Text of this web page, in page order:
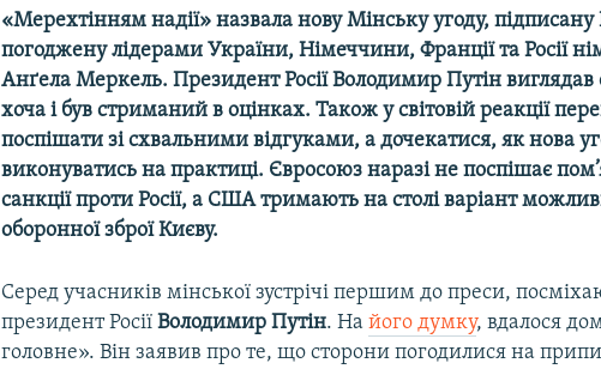
«Мерехтінням надії» назвала нову Мінську угоду,
погоджену лідерами України, Німеччини, Франції та Росії
Анґела Меркель. Президент Росії Володимир Путін
хоча і був стриманий в оцінках. Також у світовій реакції
поспішати зі схвальними відгуками, а дочекатися, як нова
виконуватись на практиці. Євросоюз наразі не поспішає
санкції проти Росії, а США тримають на столі варіант
оборонної зброї Києву.
Серед учасників мінської зустрічі першим до преси,
президент РосіїВолодимир Путін. Найого думку, вдалося
головне». Він заявив про те, що сторони погодилися на